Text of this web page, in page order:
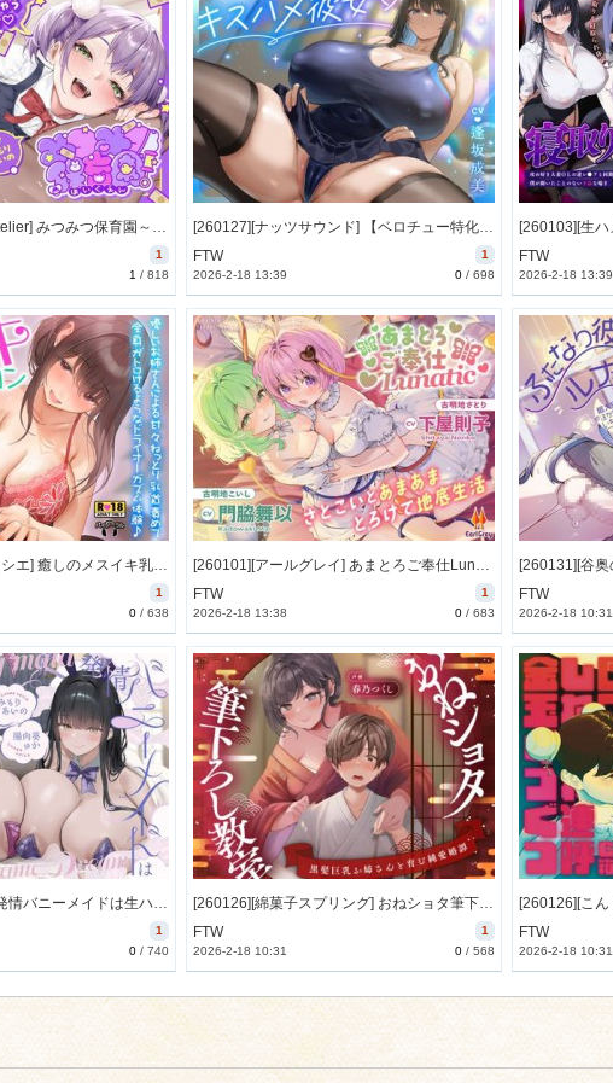
[260128][FemdomAtelier] みつみつ保育園～激○リ体系のフィーナ先生は、指一本でオスに勝てちゃうつよつよメ○ガキなんです♡～ [2139M] [RJ01533806]
1
1 /818
[260127][ナッツサウンド] 【ベロチュー特化】キスハメ彼女♡～"ベロチュー実習"で出会ったダウナー巨乳美少女とあまあま濃厚ねっとりベロチュー交尾。 [3213M] [RJ01519599]
1
FTW
0 /698
2026-2-18 13:39
FTW
2026-2-18 13:39
[260102][夜のパティシエ] 癒しのメスイキ乳首責めサロン～優しいお姉さんによる甘々ねっとり乳首責めで全身がトロけるようなドライオーガズム体験♪ [1523M] [RJ01516997]
1
0 /638
[260101][アールグレイ] あまとろご奉仕Lunatic～さとこいとあまあまとろけて地底生活～【CV.下屋則子】【CV.門脇舞以】 [590M] [RJ01526879]
1
FTW
0 /683
2026-2-18 13:38
FTW
2026-2-18 10:31
[260130][ラムネ屋] 発情バニーメイドは生ハメ交尾の夢を見る (特典付) [1596M] [RJ01533245]
1
0 /740
[260126][綿菓子スプリング] おねショタ筆下ろし教室～黒髪巨乳お姉さんと育む純愛婚譚～ [2080M] [RJ01548612]
1
FTW
0 /568
2026-2-18 10:31
FTW
2026-2-18 10:31